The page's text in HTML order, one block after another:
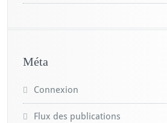
Méta
Connexion
Flux des publications